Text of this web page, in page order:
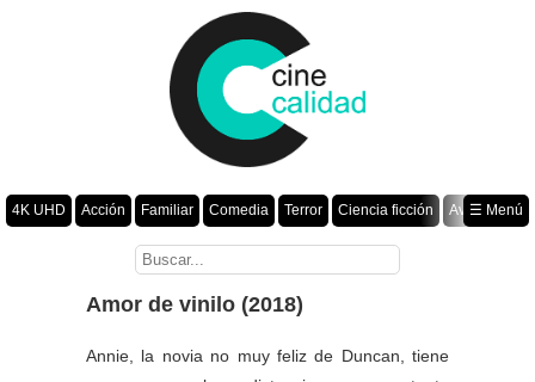
4K UHD Acción Familiar Comedia Terror Ciencia ficción
Aventura
Romance Fantasía Drama Animación Crimen
☰ Menú
Amor de vinilo (2018)
Annie, la novia no muy feliz de Duncan, tiene